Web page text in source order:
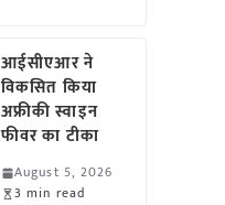
आईसीएआर ने
विकसित किया
अफ्रीकी स्वाइन
फीवर का टीका
August 5, 2026
3 min read